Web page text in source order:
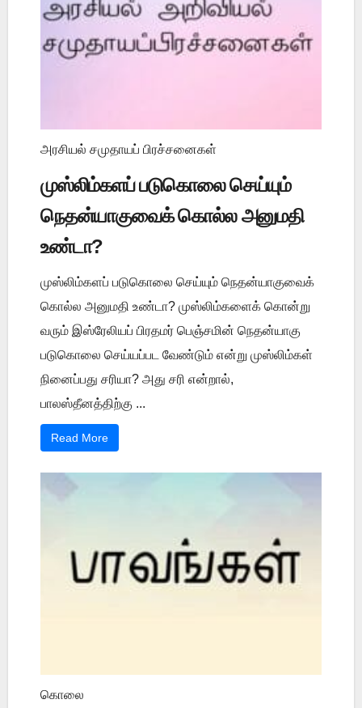
அரசியல் சமுதாயப் பிரச்சனைகள்
முஸ்லிம்களப் படுகொலை செய்யும்
நெதன்யாகுவைக் கொல்ல அனுமதி
உண்டா?
முஸ்லிம்களப் படுகொலை செய்யும் நெதன்யாகுவைக்
கொல்ல அனுமதி உண்டா? முஸ்லிம்களைக் கொன்று
வரும் இஸ்ரேலியப் பிரதமர் பெஞ்சமின் நெதன்யாகு
படுகொலை செய்யப்பட வேண்டும் என்று முஸ்லிம்கள்
நினைப்பது சரியா? அது சரி என்றால்,
பாலஸ்தீனத்திற்கு ...
Read More
கொலை